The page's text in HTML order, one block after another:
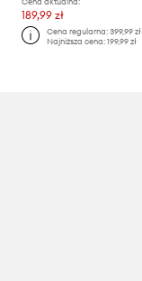
189,99 zł
Cena regularna:399,99 zł
Najniższa cena:199,99 zł